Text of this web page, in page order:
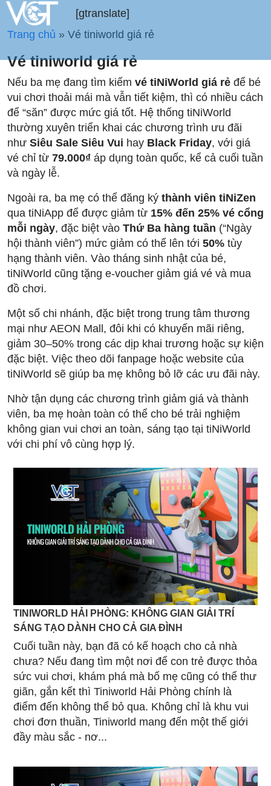
[gtranslate]
Trang chủ » Vé tiniworld giá rẻ
Vé tiniworld giá rẻ
Nếu ba mẹ đang tìm kiếm vé tiNiWorld giá rẻ để bé
vui chơi thoải mái mà vẫn tiết kiệm, thì có nhiều cách
để “săn” được mức giá tốt. Hệ thống tiNiWorld
thường xuyên triển khai các chương trình ưu đãi
như Siêu Sale Siêu Vui hay Black Friday, với giá
vé chỉ từ 79.000₫ áp dụng toàn quốc, kể cả cuối tuần
và ngày lễ.
Ngoài ra, ba mẹ có thể đăng ký thành viên tiNiZen
qua tiNiApp để được giảm từ 15% đến 25% vé cổng
mỗi ngày, đặc biệt vào Thứ Ba hàng tuần (“Ngày
hội thành viên”) mức giảm có thể lên tới 50% tùy
hạng thành viên. Vào tháng sinh nhật của bé,
tiNiWorld cũng tặng e-voucher giảm giá vé và mua
đồ chơi.
Một số chi nhánh, đặc biệt trong trung tâm thương
mại như AEON Mall, đôi khi có khuyến mãi riêng,
giảm 30–50% trong các dịp khai trương hoặc sự kiện
đặc biệt. Việc theo dõi fanpage hoặc website của
tiNiWorld sẽ giúp ba mẹ không bỏ lỡ các ưu đãi này.
Nhờ tận dụng các chương trình giảm giá và thành
viên, ba mẹ hoàn toàn có thể cho bé trải nghiệm
không gian vui chơi an toàn, sáng tạo tại tiNiWorld
với chi phí vô cùng hợp lý.
TINIWORLD HẢI PHÒNG: KHÔNG GIAN GIẢI TRÍ
SÁNG TẠO DÀNH CHO CẢ GIA ĐÌNH
Cuối tuần này, bạn đã có kế hoạch cho cả nhà
chưa? Nếu đang tìm một nơi để con trẻ được thỏa
sức vui chơi, khám phá mà bố mẹ cũng có thể thư
giãn, gắn kết thì Tiniworld Hải Phòng chính là
điểm đến không thể bỏ qua. Không chỉ là khu vui
chơi đơn thuần, Tiniworld mang đến một thế giới
đầy màu sắc - nơ...